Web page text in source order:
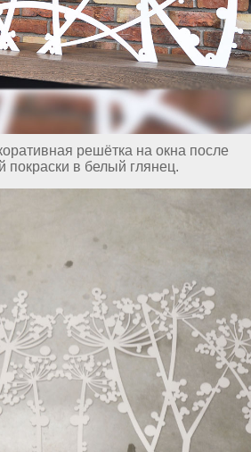
решётка на окна после
покраски в белый глянец.